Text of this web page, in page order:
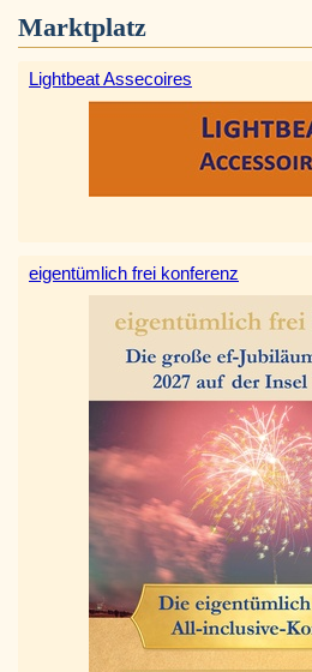
Marktplatz
Lightbeat Assecoires
eigentümlich frei konferenz